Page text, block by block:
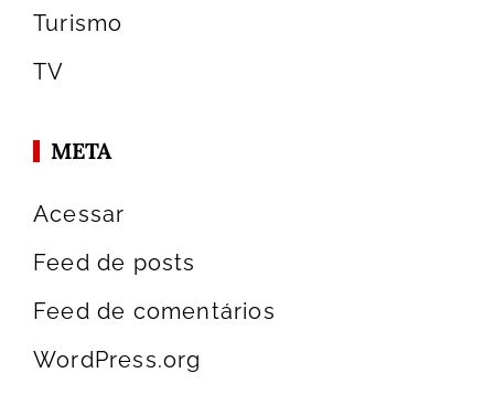
Turismo
TV
META
Acessar
Feed de posts
Feed de comentários
WordPress.org